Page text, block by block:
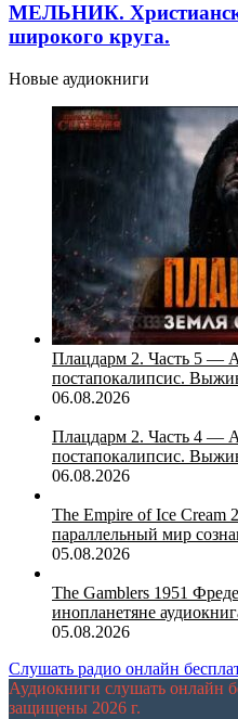
МЕЛЬНИК.
широкого круга.
Новые аудиокниги
Плацдарм 2. Часть 5 —
постапокалипсис.
06.08.2026
Плацдарм 2. Часть 4 —
постапокалипсис.
06.08.2026
The Empire of Ice
параллельный мир
05.08.2026
The Gamblers 1951
инопланетяне
05.08.2026
Слушать радио онлайн
Аудиокниги слушать онлайн
защищены 2026 г.